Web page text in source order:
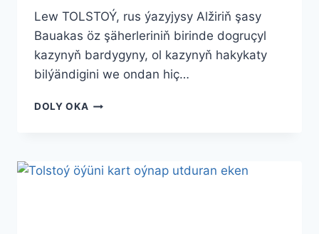
Lew TOLSTOÝ, rus ýazyjysy Alžiriň şasy
Bauakas öz şäherleriniň birinde dogruçyl
kazynyň bardygyny, ol kazynyň hakykaty
bilýändigini we ondan hiç…
DOLY OKA DOGRUÇYL